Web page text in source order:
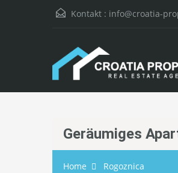
Kontakt : info@croatia-
Geräumiges
Home Rogoznica